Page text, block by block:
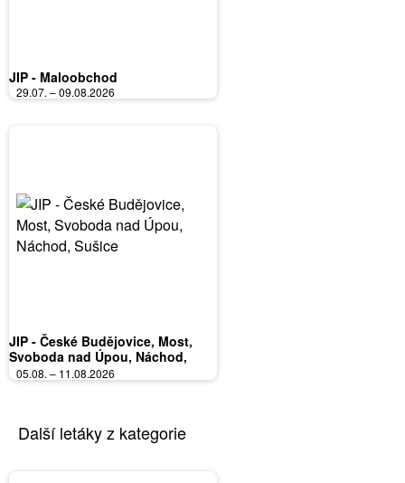
JIP - Maloobchod
29.07. – 09.08.2026
JIP - České Budějovice, Most,
Svoboda nad Úpou, Náchod,
Sušice
05.08. – 11.08.2026
Další letáky z kategorie